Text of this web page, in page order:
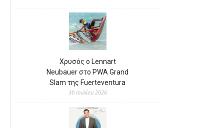
Χρυσός ο Lennart
Neubauer στο PWA Grand
Slam της Fuerteventura
30 Ιουλίου 2026